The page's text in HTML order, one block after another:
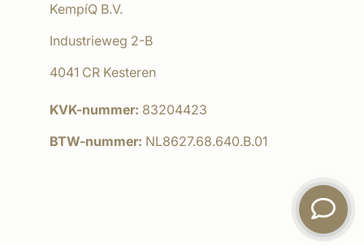
KempíQ B.V.
Industrieweg 2-B
4041 CR Kesteren
KVK-nummer: 83204423
BTW-nummer: NL8627.68.640.B.01